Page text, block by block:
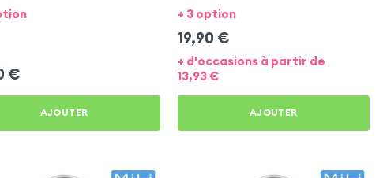
€
AJOUTER
+ 3 option
19,90 €
+ d'occasions à partir de
13,93€
AJOUTER